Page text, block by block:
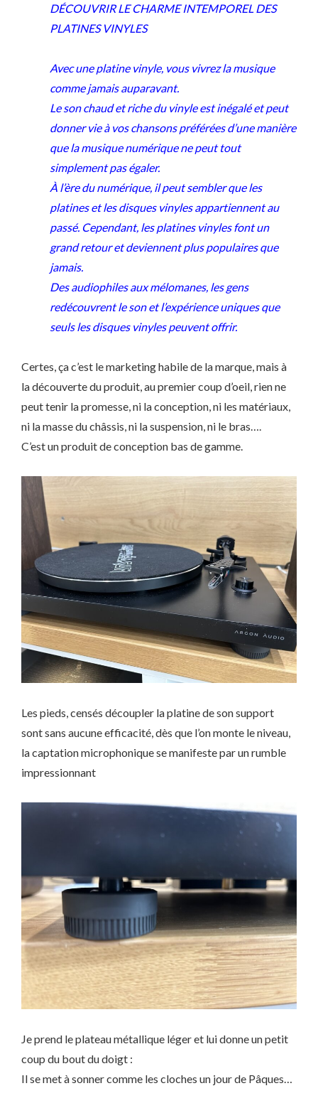
DÉCOUVRIR LE CHARME INTEMPOREL DES
PLATINES VINYLES
Avec une platine vinyle, vous vivrez la musique
comme jamais auparavant.
Le son chaud et riche du vinyle est inégalé et peut
donner vie à vos chansons préférées d’une manière
que la musique numérique ne peut tout
simplement pas égaler.
À l’ère du numérique, il peut sembler que les
platines et les disques vinyles appartiennent au
passé. Cependant, les platines vinyles font un
grand retour et deviennent plus populaires que
jamais.
Des audiophiles aux mélomanes, les gens
redécouvrent le son et l’expérience uniques que
seuls les disques vinyles peuvent offrir.
Certes, ça c’est le marketing habile de la marque, mais à
la découverte du produit, au premier coup d’oeil, rien ne
peut tenir la promesse, ni la conception, ni les matériaux,
ni la masse du châssis, ni la suspension, ni le bras….
C’est un produit de conception bas de gamme.
Les pieds, censés découpler la platine de son support
sont sans aucune efficacité, dès que l’on monte le niveau,
la captation microphonique se manifeste par un rumble
impressionnant
Je prend le plateau métallique léger et lui donne un petit
coup du bout du doigt :
Il se met à sonner comme les cloches un jour de Pâques…